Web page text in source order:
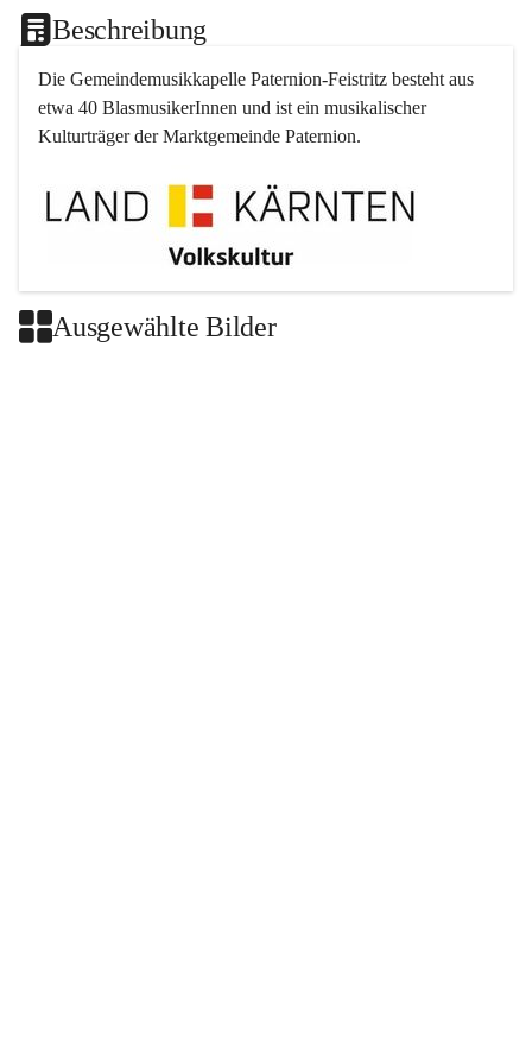
Beschreibung
Die Gemeindemusikkapelle Paternion-Feistritz besteht aus
etwa 40 BlasmusikerInnen und ist ein musikalischer
Kulturträger der Marktgemeinde Paternion.
Ausgewählte Bilder